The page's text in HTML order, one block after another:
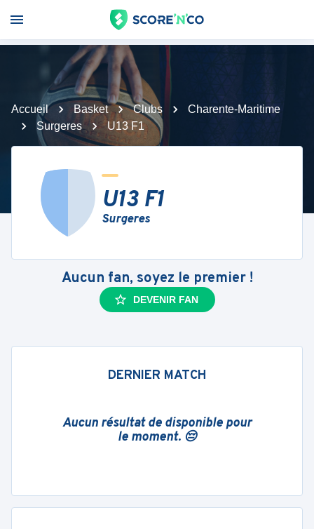
Accueil Basket Clubs
Charente-Maritime
Surgeres
U13 F1
U13 F1
Surgeres
Aucun fan, soyez le premier !
DEVENIR FAN
DERNIER MATCH
Aucun résultat de disponible pour
le moment. 😔